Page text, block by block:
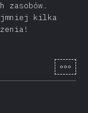
zasobów.
kilka
% (
[pl-